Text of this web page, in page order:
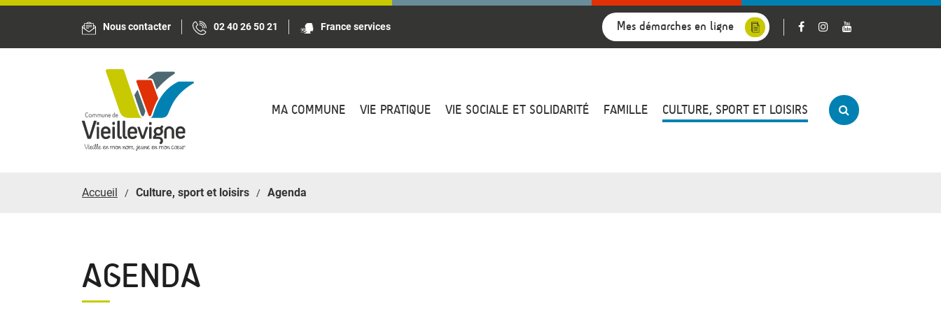
Nous contacter 02 40 26 50 21 France services Mes démarches en ligne
MA COMMUNE VIE PRATIQUE VIE SOCIALE ET SOLIDARITÉ FAMILLE CULTURE, SPORT ET LOISIRS
Accueil Culture, sport et loisirs Agenda
AGENDA
Panneau de gestion des cookies